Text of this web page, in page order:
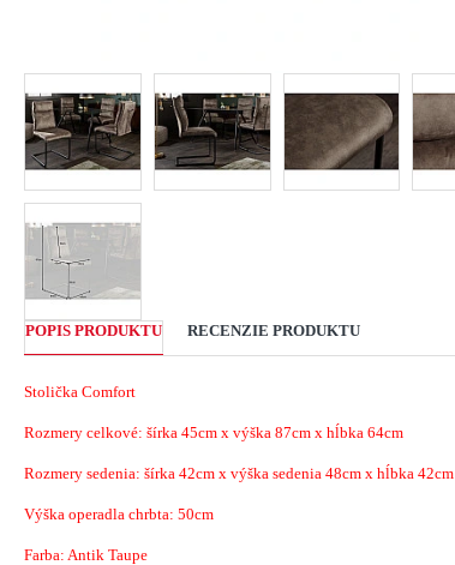
POPIS PRODUKTU RECENZIE PRODUKTU
Stolička Comfort
Rozmery celkové: šírka 45cm x výška 87cm x hĺbka 64cm
Rozmery sedenia: šírka 42cm x výška sedenia 48cm x hĺbka 42cm
Výška operadla chrbta: 50cm
Farba: Antik Taupe